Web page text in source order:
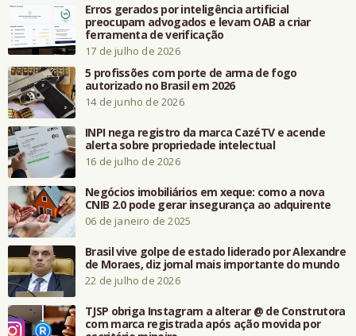
Erros gerados por inteligência artificial
preocupam advogados e levam OAB a criar
ferramenta de verificação
17 de julho de 2026
5 profissões com porte de arma de fogo
autorizado no Brasil em 2026
14 de junho de 2026
INPI nega registro da marca CazéTV e acende
alerta sobre propriedade intelectual
16 de julho de 2026
Negócios imobiliários em xeque: como a nova
CNIB 2.0 pode gerar insegurança ao adquirente
06 de janeiro de 2025
Brasil vive golpe de estado liderado por Alexandre
de Moraes, diz jornal mais importante do mundo
22 de julho de 2026
TJSP obriga Instagram a alterar @ de Construtora
com marca registrada após ação movida por